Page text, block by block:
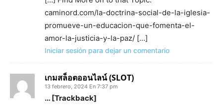
caminord.com/la-doctrina-social-de-la-iglesia-
promueve-un-educacion-que-fomenta-el-
amor-la-justicia-y-la-paz/ […]
Iniciar sesión para dejar un comentario
เกมสล็อตออนไลน์ (SLOT)
13 febrero, 2024 En 7:37 pm
… [Trackback]